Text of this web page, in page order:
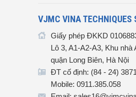
VJMC VINA TECHNIQUES
Giấy phép ĐKKD
Lô 3, A1-A2-A3, Khu
quận Long Biên, Hà Nội
ĐT cố định: (84 - 24)
Mobile: 0911.385.058